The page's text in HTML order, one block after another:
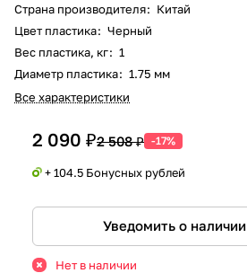
Страна производителя: Китай
Цвет пластика: Черный
Вес пластика, кг: 1
Диаметр пластика: 1.75 мм
Все характеристики
2 090 ₽2 508 ₽ -17%
+ 104.5 Бонусных рублей
Уведомить о наличии
Нет в наличии